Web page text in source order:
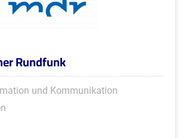
Rundfunk
und Kommunikation